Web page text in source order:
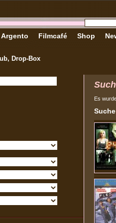
Drop-Box
Filmcafé Shop
Es